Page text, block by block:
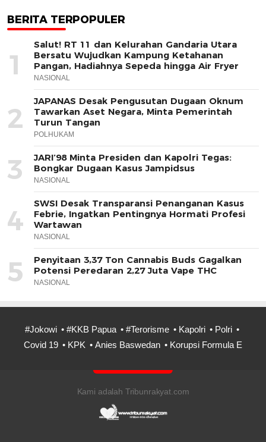
BERITA TERPOPULER
1
Salut! RT 11 dan Kelurahan Gandaria Utara
Bersatu Wujudkan Kampung Ketahanan
Pangan, Hadiahnya Sepeda hingga Air Fryer
NASIONAL
2
JAPANAS Desak Pengusutan Dugaan Oknum
Tawarkan Aset Negara, Minta Pemerintah
Turun Tangan
POLHUKAM
3
JARI’98 Minta Presiden dan Kapolri Tegas:
Bongkar Dugaan Kasus Jampidsus
NASIONAL
4
SWSI Desak Transparansi Penanganan Kasus
Febrie, Ingatkan Pentingnya Hormati Profesi
Wartawan
NASIONAL
5
Penyitaan 3,37 Ton Cannabis Buds Gagalkan
Potensi Peredaran 2,27 Juta Vape THC
NASIONAL
#Jokowi #KKB Papua #Terorisme Kapolri
Polri
Covid 19
KPK Anies Baswedan Korupsi Formula E
Kami adalah Tribunrakyat.com